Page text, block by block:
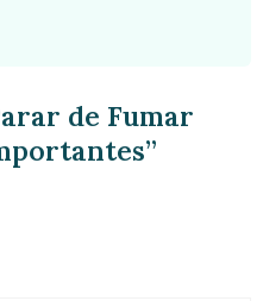
de Fumar